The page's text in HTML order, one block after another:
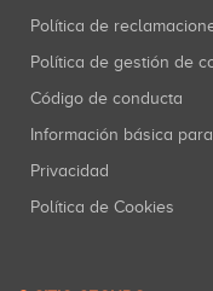
Política de
Política de gestión de
Código de conducta
Información básica
Privacidad
Política de Cookies